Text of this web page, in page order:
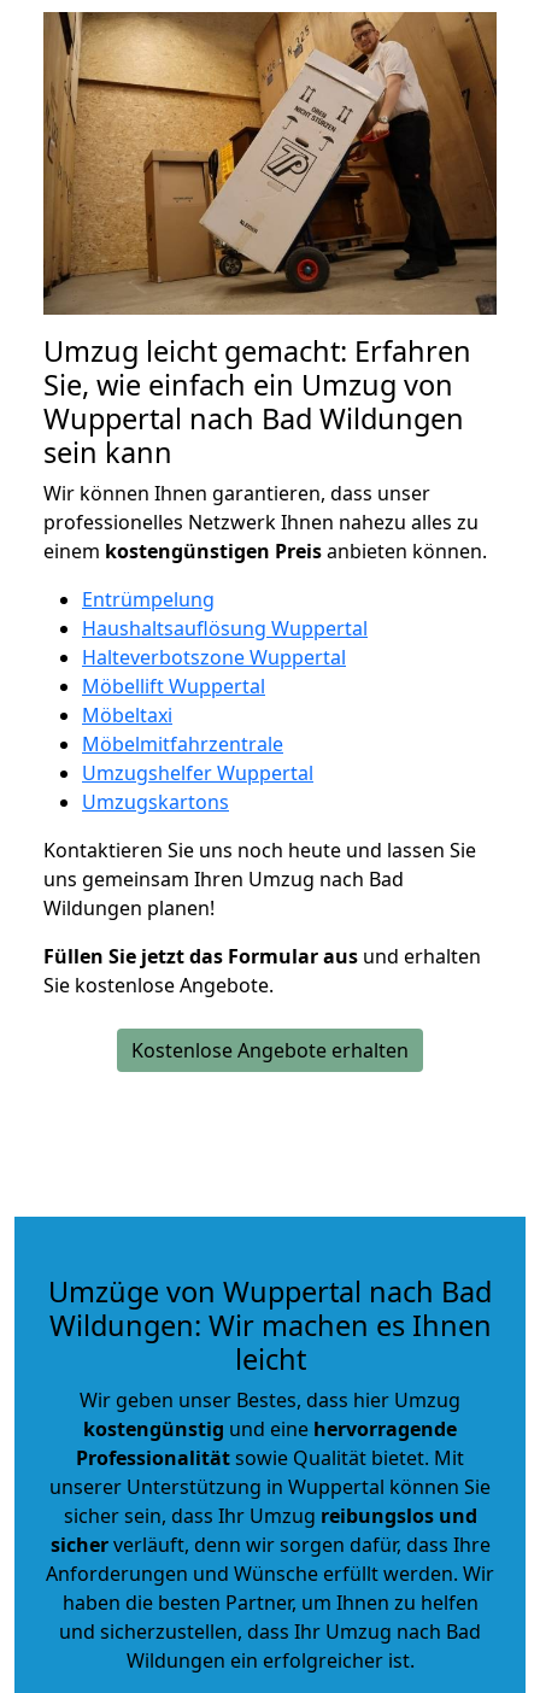
Umzug leicht gemacht: Erfahren
Sie, wie einfach ein Umzug von
Wuppertal nach Bad Wildungen
sein kann
Wir können Ihnen garantieren, dass unser
professionelles Netzwerk Ihnen nahezu alles zu
einem kostengünstigen Preisanbieten können.
Entrümpelung
Haushaltsauflösung Wuppertal
Halteverbotszone Wuppertal
Möbellift Wuppertal
Möbeltaxi
Möbelmitfahrzentrale
Umzugshelfer Wuppertal
Umzugskartons
Kontaktieren Sie uns noch heute und lassen Sie
uns gemeinsam Ihren Umzug nach Bad
Wildungen planen!
Füllen Sie jetzt das Formular aus und erhalten
Sie kostenlose Angebote.
Kostenlose Angebote erhalten
Umzüge von Wuppertal nach Bad
Wildungen: Wir machen es Ihnen
leicht
Wir geben unser Bestes, dass hier Umzug
kostengünstig und eine hervorragende
Professionalitätsowie Qualität bietet. Mit
unserer Unterstützung in Wuppertal können Sie
sicher sein, dass Ihr Umzug reibungslos und
sicherverläuft, denn wir sorgen dafür, dass Ihre
Anforderungen und Wünsche erfüllt werden. Wir
haben die besten Partner, um Ihnen zu helfen
und sicherzustellen, dass Ihr Umzug nach Bad
Wildungen ein erfolgreicher ist.